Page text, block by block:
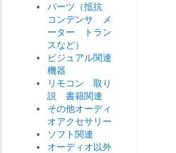
パーツ（抵抗
コンデンサ メ
ーター トラン
スなど）
ビジュアル関連
機器
リモコン 取り
説 書籍関連
その他オーディ
オアクセサリー
ソフト関連
オーディオ以外